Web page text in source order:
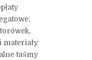
materiały
taśmy